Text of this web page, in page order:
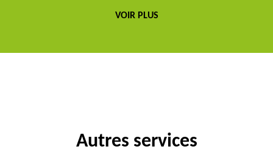
VOIR PLUS
Autres services